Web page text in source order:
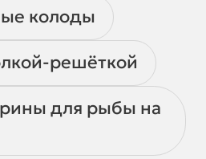
колоды
решёткой
для рыбы на